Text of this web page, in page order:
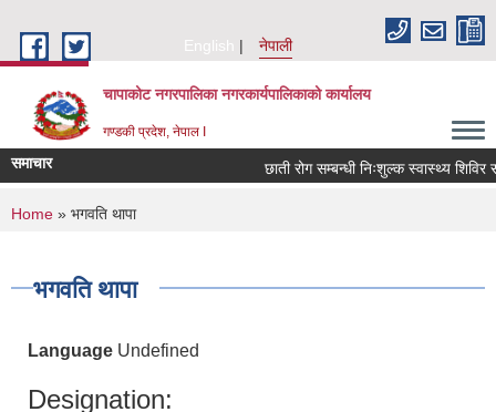
English
नेपाली
चापाकोट नगरपालिका नगरकार्यपालिकाको कार्यालय
गण्डकी प्रदेश, नेपाल I
समाचार छाती रोग सम्बन्धी निःशुल्क स्वास्थ्य शिविर
You are here
Home » भगवति थापा
भगवति थापा
Language Undefined
Designation: